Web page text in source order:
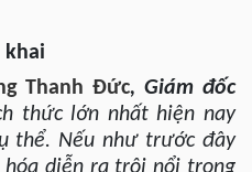
khai
Thanh Đức, Giám đốc
thức lớn nhất hiện nay
thể. Nếu như trước đây